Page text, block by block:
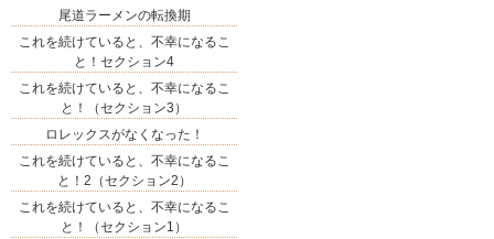
尾道ラーメンの転換期
これを続けていると、不幸になるこ
と！セクション4
これを続けていると、不幸になるこ
と！（セクション3）
ロレックスがなくなった！
これを続けていると、不幸になるこ
と！2（セクション2）
これを続けていると、不幸になるこ
と！（セクション1）